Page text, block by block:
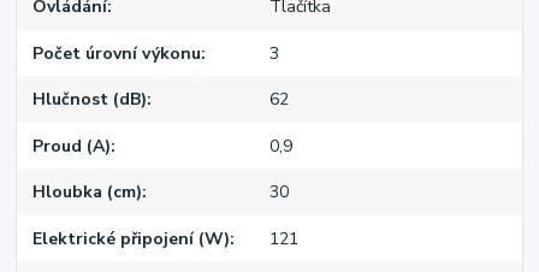
Ovládání Tlačítka
Počet úrovní výkonu 3
Hlučnost (dB) 62
Proud (A) 0,9
Hloubka (cm) 30
Elektrické připojení (W) 121